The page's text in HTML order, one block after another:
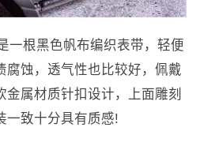
一根黑色帆布编织表带，轻便
腐蚀，透气性也比较好，佩戴
属材质针扣设计，上面雕刻
一致十分具有质感!